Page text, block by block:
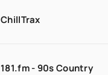
ChillTrax
181.fm - 90s Country